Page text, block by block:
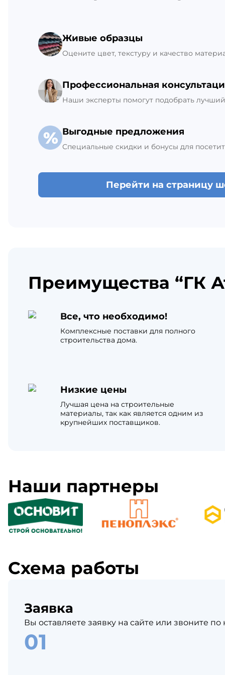
+7 (812) 309-42-27, доб. 6
Ежедневно с 8:00 до 21:00
Живые образцы
Оцените цвет, текстуру и качество
Профессиональная
Наши эксперты помогут подобрать
Выгодные предложения
Специальные скидки и бонусы для
Перейти на страницу
Преимущества “ГК
Все, что необходимо!
Комплексные поставки для полного
строительства дома.
Низкие цены
Лучшая цена на строительные
материалы, так как является одним из
крупнейших поставщиков.
Наши партнеры
Схема работы
Заявка
Вы оставляете заявку на сайте или звоните